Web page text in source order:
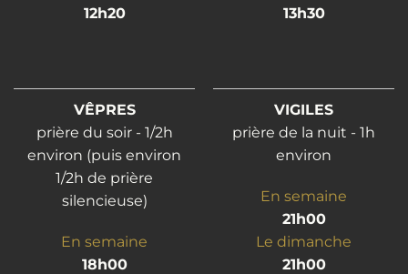
12h20
13h30
VÊPRES
prière du soir - 1/2h
environ (puis environ
1/2h de prière
silencieuse)
En semaine
18h00
VIGILES
prière de la nuit - 1h
environ
En semaine
21h00
Le dimanche
21h00